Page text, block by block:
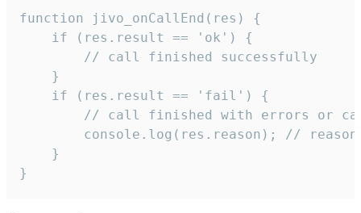
function jivo_onCallEnd(res) {
    if (res.result == 'ok') {
        // call finished successfully
    }
    if (res.result == 'fail') {
// call finished with errors or
console.log(res.reason); //
    }
}